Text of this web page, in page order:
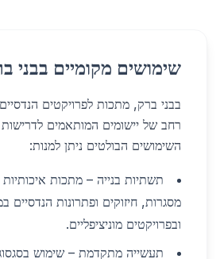
שימושים מקומיים בבני
בבני ברק, מתכות לפרויקטים
רחב של יישומים המותאמים לדרישות
השימושים הבולטים ניתן למנות:
תשתיות בנייה – מתכות
מסגרות, חיזוקים ופתרונות הנדסיים
ובפרויקטים מוניציפליים.
תעשייה מתקדמת – שימוש